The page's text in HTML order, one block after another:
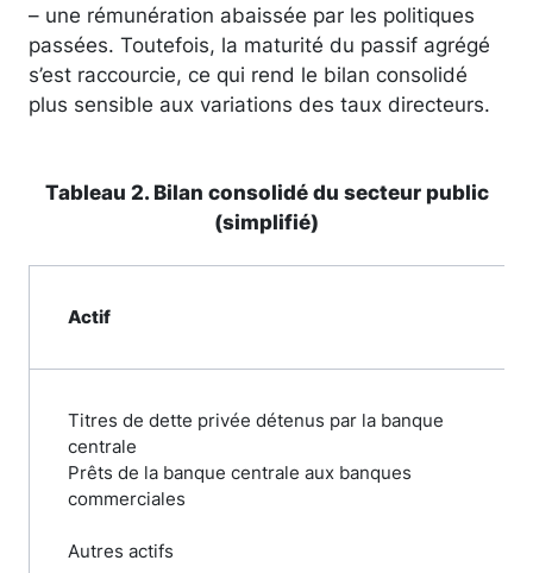
– une rémunération abaissée par les politiques
passées. Toutefois, la maturité du passif agrégé
s’est raccourcie, ce qui rend le bilan consolidé
plus sensible aux variations des taux directeurs.
Tableau 2. Bilan consolidé du secteur public
(simplifié)
Actif
Titres de dette privée détenus par la banque
centrale
Prêts de la banque centrale aux banques
commerciales
Autres actifs